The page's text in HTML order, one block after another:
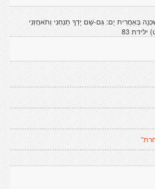
בְּאַחֲרִית יָם: גַּם-שָׁם יָדְךָ תַנְחֵנִי וְתֹאחֲזֵנִי
83